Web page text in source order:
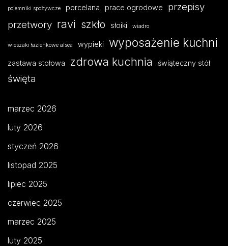
pojemniki spożywcze porcelana prace ogrodowe
przepisy
przetwory ravi szkło słoiki wiadro
wieszaki łazienkowe alsea wypieki wyposażenie kuchni
zastawa stołowa zdrowa kuchnia świąteczny stół
święta
marzec 2026
luty 2026
styczeń 2026
listopad 2025
lipiec 2025
czerwiec 2025
marzec 2025
luty 2025